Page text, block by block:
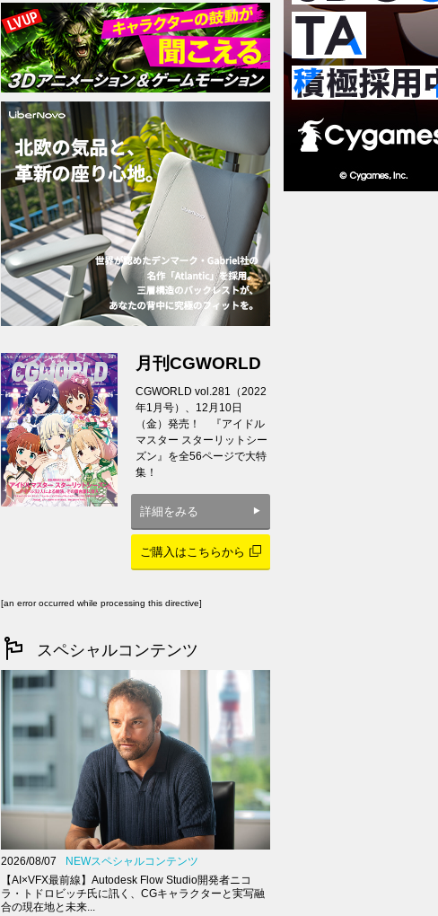
月刊CGWORLD
CGWORLD vol.281（2022
年1月号）、12月10日
（金）発売！ 『アイドル
マスター スターリットシー
ズン』を全56ページで大特
集！
詳細をみる
ご購入はこちらから
[an error occurred while processing this directive]
スペシャルコンテンツ
2026/08/07
NEWスペシャルコンテンツ
【AI×VFX最前線】Autodesk Flow Studio開発者ニコ
ラ・トドロビッチ氏に訊く、CGキャラクターと実写融
合の現在地と未来...